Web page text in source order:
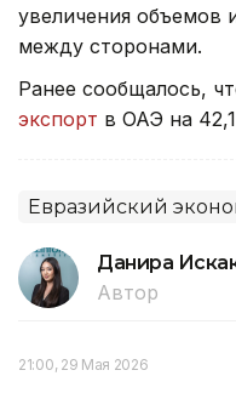
увеличения объемов
между сторонами.
Ранее сообщалось,
экспорт в ОАЭ на
Евразийский
Данира
Автор
21:00, 29 Мая 2026